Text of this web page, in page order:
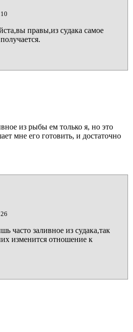
правы,из судака самое
из рыбы ем только я, но это
мне его готовить, и достаточно
часто заливное из судака,так
изменится отношение к